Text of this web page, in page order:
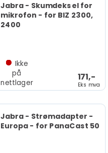
Jabra - Skumdeksel for
mikrofon - for BIZ 2300,
2400
171,-
Eks mva
Ikke
på
nettlager
Jabra - Strømadapter -
Europa - for PanaCast 50